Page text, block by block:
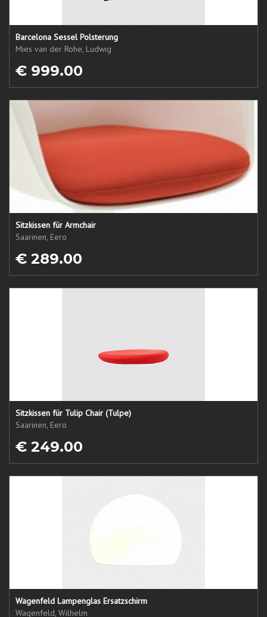
Barcelona Sessel Polsterung
Mies van der Rohe, Ludwig
€ 999.00
Sitzkissen für Armchair
Saarinen, Eero
€ 289.00
Sitzkissen für Tulip Chair (Tulpe)
Saarinen, Eero
€ 249.00
Wagenfeld Lampenglas Ersatzschirm
Wagenfeld, Wilhelm